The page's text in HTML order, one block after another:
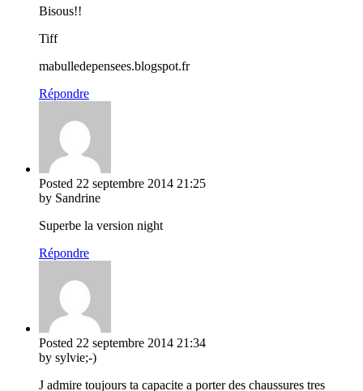
Bisous!!
Tiff
mabulledepensees.blogspot.fr
Répondre
Posted 22 septembre 2014 21:25
by Sandrine
Superbe la version night
Répondre
Posted 22 septembre 2014 21:34
by sylvie;-)
J admire toujours ta capacite a porter des chaussures tres